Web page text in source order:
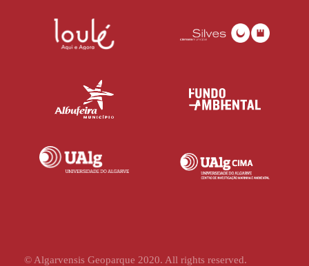
© Algarvensis Geoparque 2020. All rights reserved.